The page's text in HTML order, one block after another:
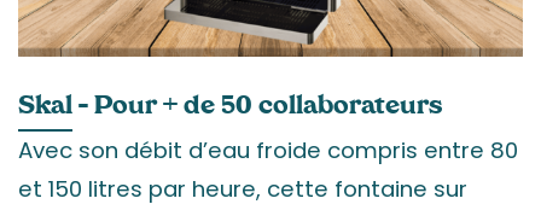
Skal– Pour + de 50 collaborateurs
Avec son débit d’eau froide compris entre 80
et 150 litres par heure, cette fontaine sur